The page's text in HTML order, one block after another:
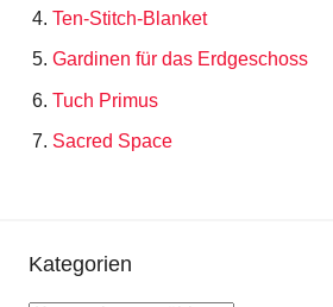
Ten-Stitch-Blanket
Gardinen für das Erdgeschoss
Tuch Primus
Sacred Space
Kategorien